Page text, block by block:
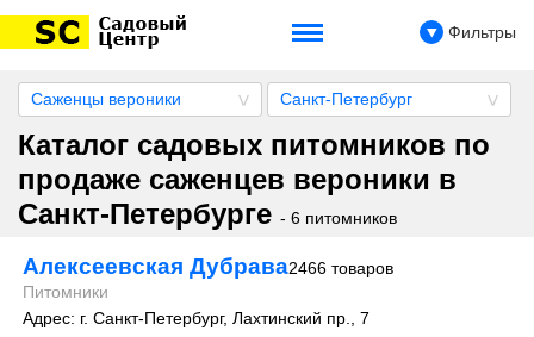
Фильтры
Саженцы вероники Санкт-Петербург
Каталог садовых питомников по
продаже саженцев вероники в
Санкт-Петербурге - 6 питомников
Алексеевская Дубрава2466 товаров
Питомники
Адрес: г. Санкт-Петербург, Лахтинский пр., 7